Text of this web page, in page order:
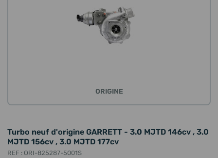
ORIGINE
Turbo neuf d'origine GARRETT - 3.0 MJTD 146cv , 3.0
MJTD 156cv , 3.0 MJTD 177cv
REF : ORI-825287-5001S